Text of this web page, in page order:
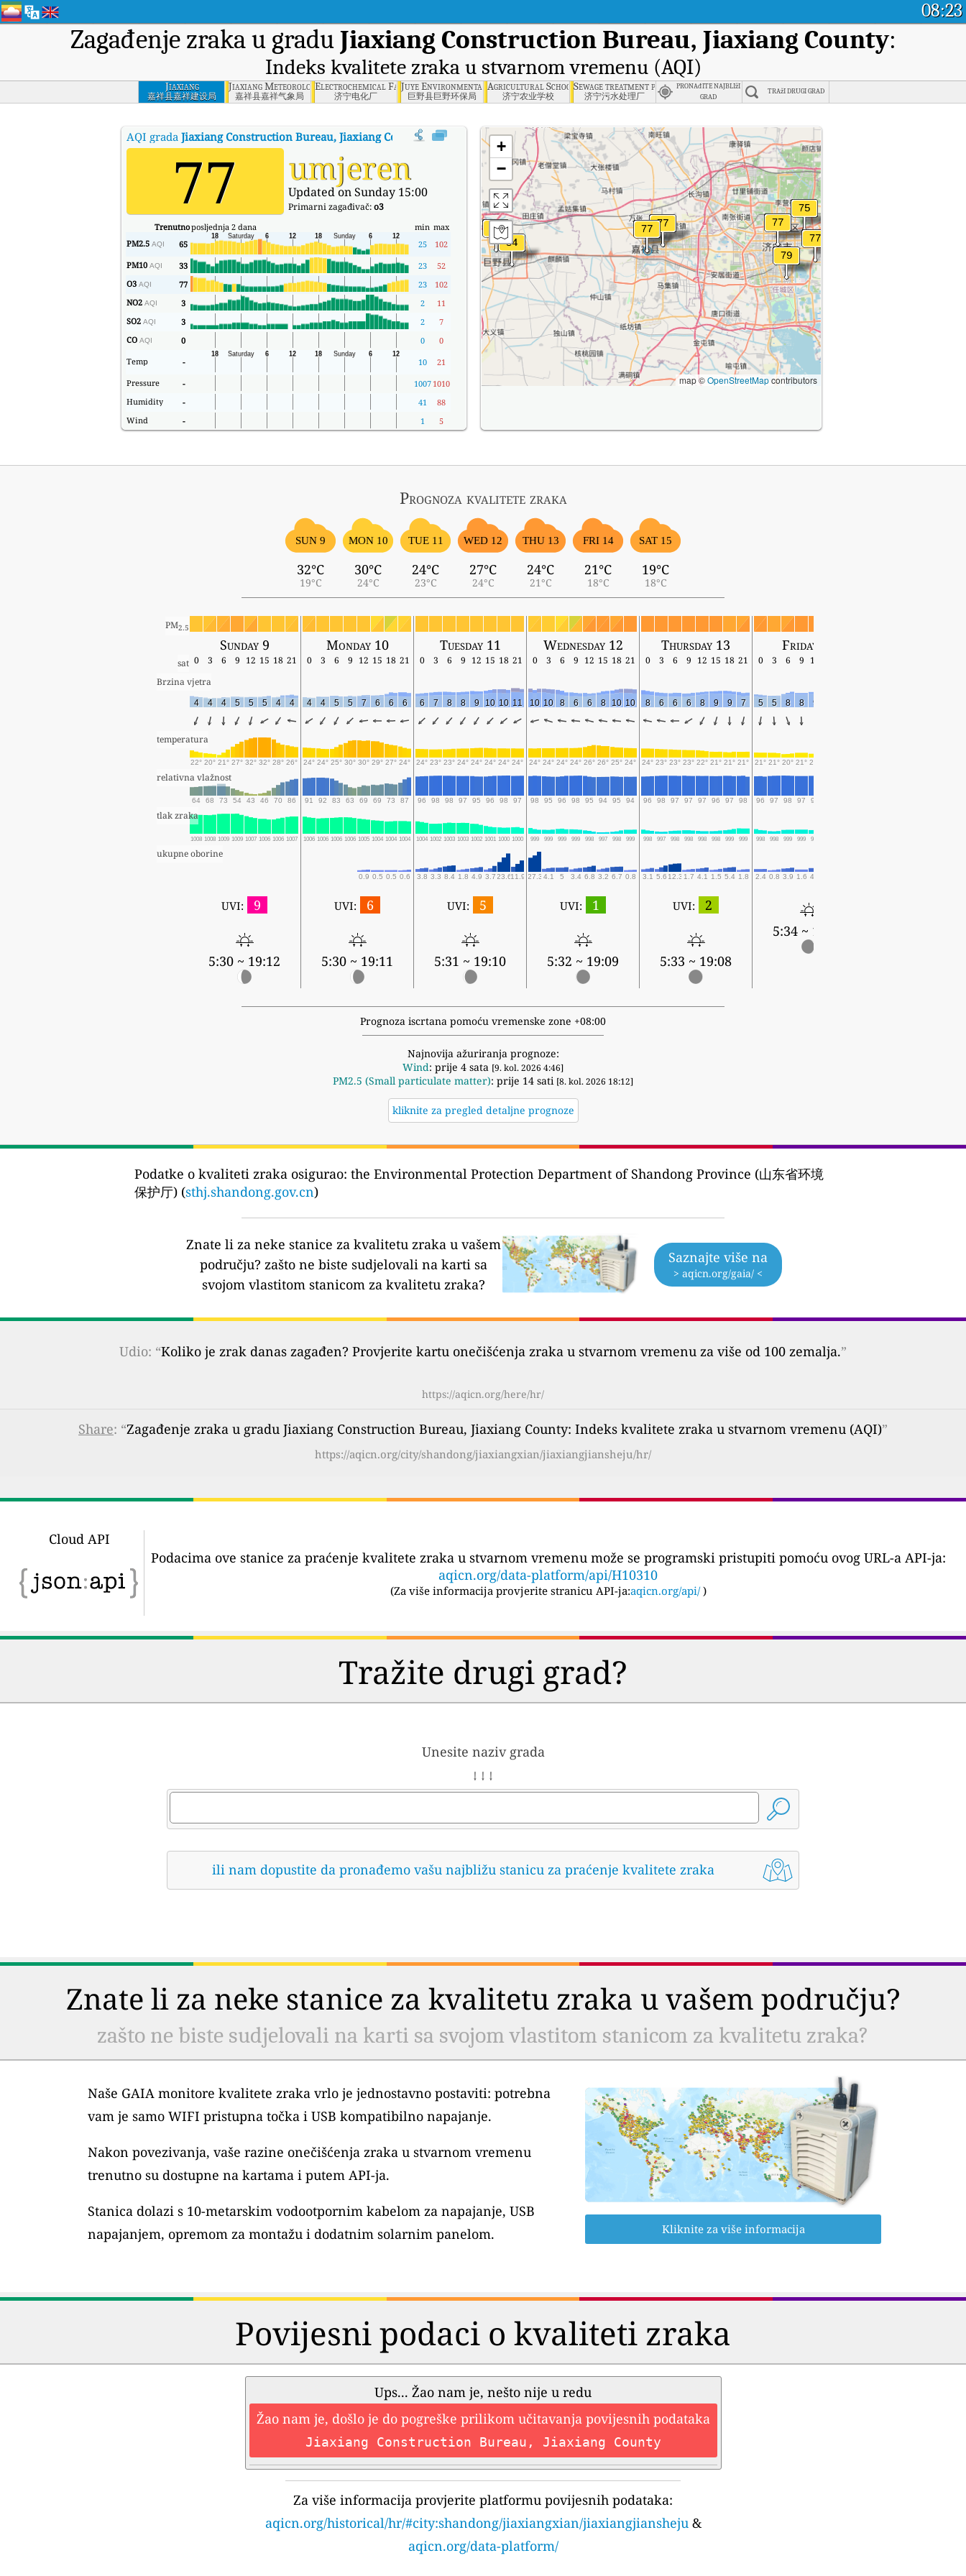
08:23
Zagađenje zraka u graduJiaxiang Construction Bureau, Jiaxiang County:
Indeks kvalitete zraka u stvarnom vremenu (AQI)
Jiaxiang
Construction
Bureau, Jiaxiang
嘉祥县嘉祥建设局
Jiaxiang Meteorological Bureau, Jiaxiang County
嘉祥县嘉祥气象局
Electrochemical Factory, Jining
济宁电化厂
Juye Environmental Protection Agency, Juye County
巨野县巨野环保局
Agricultural School, Jining
济宁农业学校
Sewage treatment plant, Jining
济宁污水处理厂
PRONAđITE NAJBLIžI
GRAD
TRAžI DRUGI GRAD
AQI grada Jiaxiang Construction Bureau, Jiaxiang County: Jiaxiang Construction Bureau, Jiaxiang County Indeks kvalitete zraka (AQI) u stvarnom vremenu.
77 umjeren
Updated on Sunday 15:00
Primarni zagađivač:o3
Trenutnoposljednja 2 dana min max
PM2.5 AQI 65 25
102
PM10 AQI 33 23
52
O3 AQI 77 23
102
NO2 AQI 3 2
11
SO2 AQI 3 2
7
CO AQI 0 0
0
Temp
- 10
21
Pressure
- 1007 1010
Humidity
- 41
88
Wind
- 1 5
+
−
map ©OpenStreetMapcontributors
Prognoza kvalitete zraka
SUN 9
32°C
19°C
MON 10
30°C
24°C
TUE 11
24°C
23°C
WED 12
27°C
24°C
THU 13
24°C
21°C
FRI 14
21°C
18°C
SAT 15
19°C
18°C
PM2.5
Sunday 9 Monday 10 Tuesday 11 Wednesday 12 Thursday 13 Friday 14
sat 0 3 6 9 12 15 18 21 0 3 6 9 12 15 18 21 0 3 6 9 12 15 18 21 0 3 6 9 12 15 18 21 0 3 6 9 12 15 18 21 0 3 6 9 12
Brzina vjetra
4 4 4 5 5 5 4 4 4 4 5 5 7 6 6 6 6 7 8 8 9 10 10 11 10 10 8 6 6 8 10 10 8 6 6 6 8 9 9 7 5 5 8 8 9
temperatura
22° 20° 21° 27° 32° 32° 28° 26° 24° 24° 25° 30° 30° 29° 27° 24° 24° 23° 23° 24° 24° 24° 24° 24° 24° 24° 24° 24° 26° 26° 25° 24° 24° 23° 23° 23° 22° 21° 21° 21° 21° 21° 20° 21° 20°
relativna vlažnost
64 68 73 54 43 46 70 86 91 92 83 63 69 69 73 87 96 98 98 97 95 96 98 97 98 95 96 98 95 94 95 94 96 98 97 97 97 96 97 98 96 97 98 97 97
tlak zraka
1008 1008 1009 1009 1007 1006 1006 1007 1006 1006 1006 1006 1005 1004 1004 1004 1004 1002 1003 1003 1002 1001 1000 1000 999 999 999 999 998 997 998 999 998 997 998 998 998 998 999 999 998 998 999 999 998
ukupne oborine
0.9 0.5 0.5 0.6 3.8 3.3 8.4 1.8 4.9 3.7 23.611.9 27.3 4.1 5 3.4 6.8 3.2 6.7 0.8 3.1 5.6 12.3 1.7 4.1 1.5 5.4 1.8 2.4 0.8 3.9 1.6 4.2
UVI: 9
5:30 ~ 19:12
UVI: 6
5:30 ~ 19:11
UVI: 5
5:31 ~ 19:10
UVI: 1
5:32 ~ 19:09
UVI: 2
5:33 ~ 19:08
5:34 ~ 19:07
Prognoza iscrtana pomoću vremenske zone +08:00
Najnovija ažuriranja prognoze:
Wind: prije 4 sata [9. kol. 2026 4:46]
PM2.5 (Small particulate matter): prije 14 sati [8. kol. 2026 18:12]
kliknite za pregled detaljne prognoze
Podatke o kvaliteti zraka osigurao: the Environmental Protection Department of Shandong Province (山东省环境
保护厅) (sthj.shandong.gov.cn)
Znate li za neke stanice za kvalitetu zraka u vašem
području? zašto ne biste sudjelovali na karti sa
svojom vlastitom stanicom za kvalitetu zraka?
Saznajte više na
> aqicn.org/gaia/ <
Udio: “Koliko je zrak danas zagađen? Provjerite kartu onečišćenja zraka u stvarnom vremenu za više od 100 zemalja.”
https://aqicn.org/here/hr/
Share: “Zagađenje zraka u gradu Jiaxiang Construction Bureau, Jiaxiang County: Indeks kvalitete zraka u stvarnom vremenu (AQI)”
https://aqicn.org/city/shandong/jiaxiangxian/jiaxiangjiansheju/hr/
Cloud API
Podacima ove stanice za praćenje kvalitete zraka u stvarnom vremenu može se programski pristupiti pomoću ovog URL-a API-ja:
aqicn.org/data-platform/api/H10310
(Za više informacija provjerite stranicu API-ja:aqicn.org/api/ )
Tražite drugi grad?
Unesite naziv grada
↓ ↓ ↓
ili nam dopustite da pronađemo vašu najbližu stanicu za praćenje kvalitete zraka
Znate li za neke stanice za kvalitetu zraka u vašem području?
zašto ne biste sudjelovali na karti sa svojom vlastitom stanicom za kvalitetu zraka?
Naše GAIA monitore kvalitete zraka vrlo je jednostavno postaviti: potrebna
vam je samo WIFI pristupna točka i USB kompatibilno napajanje.
Nakon povezivanja, vaše razine onečišćenja zraka u stvarnom vremenu
trenutno su dostupne na kartama i putem API-ja.
Stanica dolazi s 10-metarskim vodootpornim kabelom za napajanje, USB
napajanjem, opremom za montažu i dodatnim solarnim panelom.
Kliknite za više informacija
Povijesni podaci o kvaliteti zraka
Ups... Žao nam je, nešto nije u redu
Žao nam je, došlo je do pogreške prilikom učitavanja povijesnih podataka
Jiaxiang Construction Bureau, Jiaxiang County
Za više informacija provjerite platformu povijesnih podataka:
aqicn.org/historical/hr/#city:shandong/jiaxiangxian/jiaxiangjiansheju&
aqicn.org/data-platform/